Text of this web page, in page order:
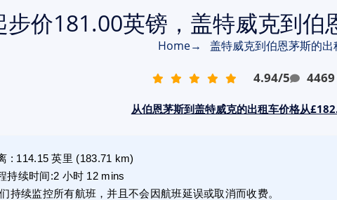
步价181.00英镑，盖特威克到伯
Home→ 盖特威克到伯恩茅斯的出
4.94/5 4469
从伯恩茅斯到盖特威克的出租车价格从
: 114.15 英里 (183.71 km)
持续时间:2 小时 12 mins
持续监控所有航班，并且不会因航班延误或取消而收费。